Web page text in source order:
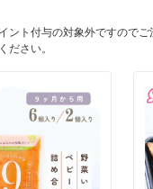
ト付与の対象外ですのでご
ださい。